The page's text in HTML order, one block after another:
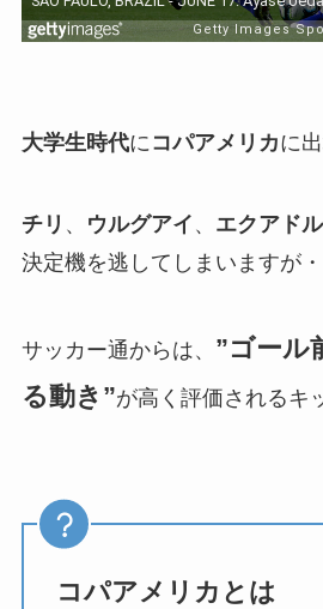
大学生時代にコパアメリカに出
チリ 、 ウルグアイ 、 エクアドル
決定機を逃してしまいますが・
サッカー通からは、 ”ゴール
る動き”が高く評価されるキ
コパアメリカとは